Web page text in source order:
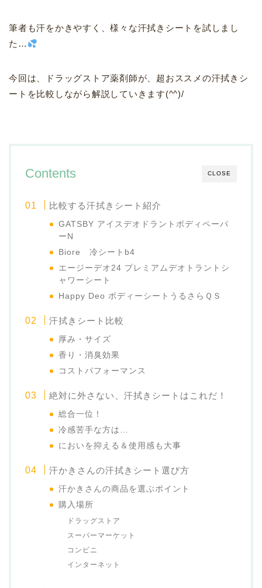
筆者も汗をかきやすく、様々な汗拭きシートを試しまし
た…
今回は、ドラッグストア薬剤師が、超おススメの汗拭きシ
ートを比較しながら解説していきます(^^)/
CLOSE
Contents
比較する汗拭きシート紹介
GATSBY アイスデオドラントボディペーパ
ーN
Biore 冷シートb4
エージーデオ24 プレミアムデオトラントシ
ャワーシート
Happy Deo ボディーシートうるさらＱＳ
汗拭きシート比較
厚み・サイズ
香り・消臭効果
コストパフォーマンス
絶対に外さない、汗拭きシートはこれだ！
総合一位！
冷感苦手な方は…
においを抑える＆使用感も大事
汗かきさんの汗拭きシート選び方
汗かきさんの商品を選ぶポイント
購入場所
ドラッグストア
スーパーマーケット
コンビニ
インターネット